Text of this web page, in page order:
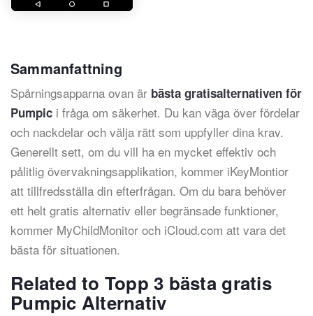
Sammanfattning
Spårningsapparna ovan är bästa gratisalternativen för
Pumpic i fråga om säkerhet. Du kan väga över fördelar
och nackdelar och välja rätt som uppfyller dina krav.
Generellt sett, om du vill ha en mycket effektiv och
pålitlig övervakningsapplikation, kommer iKeyMontior
att tillfredsställa din efterfrågan. Om du bara behöver
ett helt gratis alternativ eller begränsade funktioner,
kommer MyChildMonitor och iCloud.com att vara det
bästa för situationen.
Related to Topp 3 bästa gratis
Pumpic Alternativ